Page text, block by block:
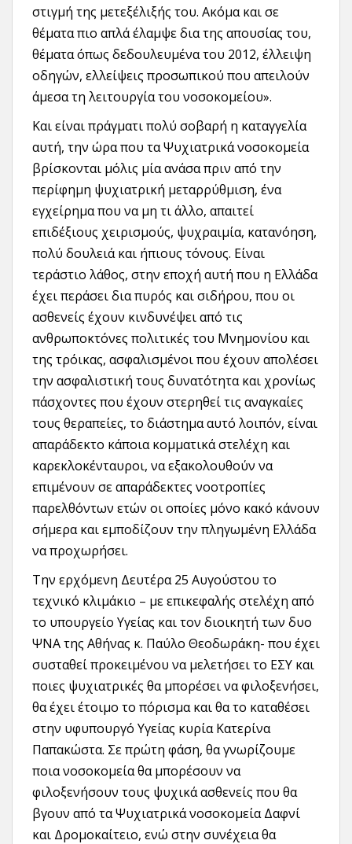
στιγμή της μετεξέλιξής του. Ακόμα και σε
θέματα πιο απλά έλαμψε δια της απουσίας του,
θέματα όπως δεδουλευμένα του 2012, έλλειψη
οδηγών, ελλείψεις προσωπικού που απειλούν
άμεσα τη λειτουργία του νοσοκομείου».
Και είναι πράγματι πολύ σοβαρή η καταγγελία
αυτή, την ώρα που τα Ψυχιατρικά νοσοκομεία
βρίσκονται μόλις μία ανάσα πριν από την
περίφημη ψυχιατρική μεταρρύθμιση, ένα
εγχείρημα που να μη τι άλλο, απαιτεί
επιδέξιους χειρισμούς, ψυχραιμία, κατανόηση,
πολύ δουλειά και ήπιους τόνους. Είναι
τεράστιο λάθος, στην εποχή αυτή που η Ελλάδα
έχει περάσει δια πυρός και σιδήρου, που οι
ασθενείς έχουν κινδυνέψει από τις
ανθρωποκτόνες πολιτικές του Μνημονίου και
της τρόικας, ασφαλισμένοι που έχουν απολέσει
την ασφαλιστική τους δυνατότητα και χρονίως
πάσχοντες που έχουν στερηθεί τις αναγκαίες
τους θεραπείες, το διάστημα αυτό λοιπόν, είναι
απαράδεκτο κάποια κομματικά στελέχη και
καρεκλοκένταυροι, να εξακολουθούν να
επιμένουν σε απαράδεκτες νοοτροπίες
παρελθόντων ετών οι οποίες μόνο κακό κάνουν
σήμερα και εμποδίζουν την πληγωμένη Ελλάδα
να προχωρήσει.
Την ερχόμενη Δευτέρα 25 Αυγούστου το
τεχνικό κλιμάκιο – με επικεφαλής στελέχη από
το υπουργείο Υγείας και τον διοικητή των δυο
ΨΝΑ της Αθήνας κ. Παύλο Θεοδωράκη- που έχει
συσταθεί προκειμένου να μελετήσει το ΕΣΥ και
ποιες ψυχιατρικές θα μπορέσει να φιλοξενήσει,
θα έχει έτοιμο το πόρισμα και θα το καταθέσει
στην υφυπουργό Υγείας κυρία Κατερίνα
Παπακώστα. Σε πρώτη φάση, θα γνωρίζουμε
ποια νοσοκομεία θα μπορέσουν να
φιλοξενήσουν τους ψυχικά ασθενείς που θα
βγουν από τα Ψυχιατρικά νοσοκομεία Δαφνί
και Δρομοκαίτειο, ενώ στην συνέχεια θα